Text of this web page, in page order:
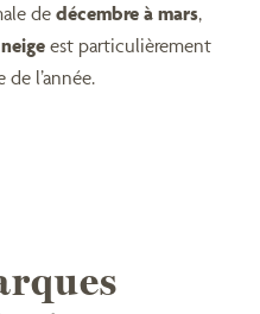
dedécembre à mars,
est particulièrement
l’année.